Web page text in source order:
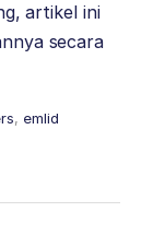
artikel ini
secara
, emlid